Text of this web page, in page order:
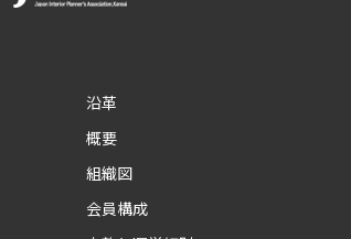
沿革
概要
組織図
会員構成